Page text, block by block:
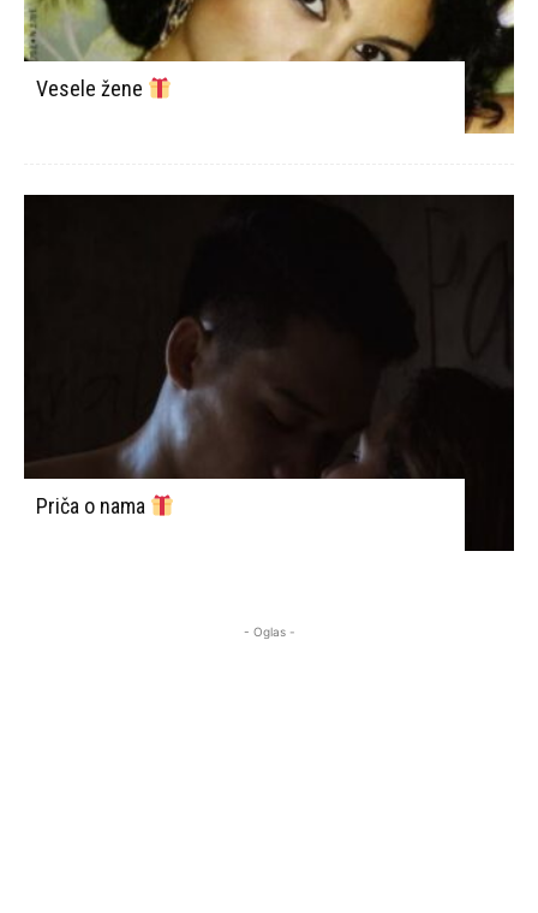
Vesele žene
Priča o nama
- Oglas -